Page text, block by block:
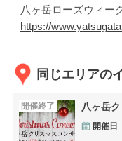
八ヶ岳ローズウィー
https://
同じエリアの
開催終了 八ヶ岳
開催日